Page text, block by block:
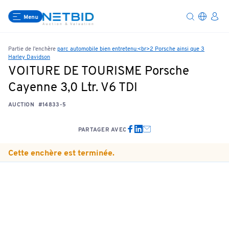
Menu
Partie de l'enchère parc automobile bien entretenu:<br>2 Porsche ainsi que 3
Harley Davidson
VOITURE DE TOURISME Porsche
Cayenne 3,0 Ltr. V6 TDI
AUCTION #14833-5
PARTAGER AVEC
Cette enchère est terminée.